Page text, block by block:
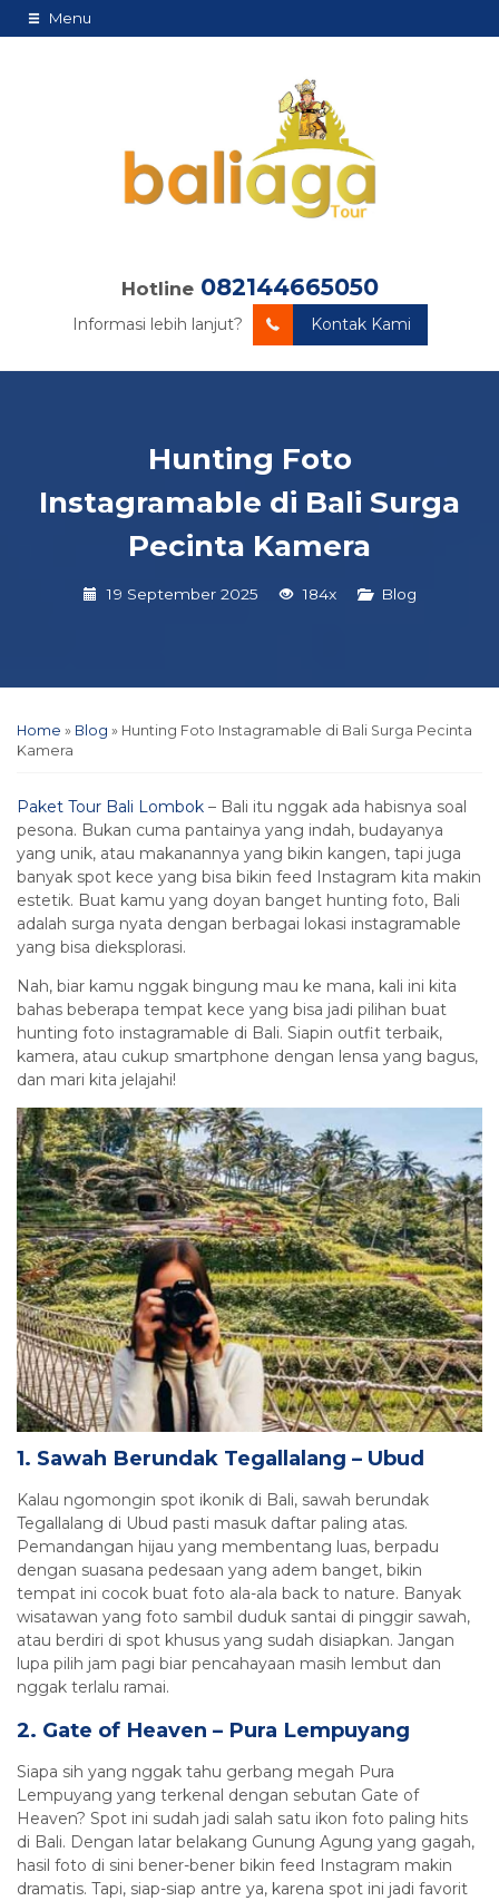
Menu
Hotline 082144665050
Informasi lebih lanjut? Kontak Kami
Hunting Foto
Instagramable di Bali Surga
Pecinta Kamera
19 September 2025 184x Blog
Home » Blog » Hunting Foto Instagramable di Bali Surga Pecinta
Kamera
Paket Tour Bali Lombok – Bali itu nggak ada habisnya soal
pesona. Bukan cuma pantainya yang indah, budayanya
yang unik, atau makanannya yang bikin kangen, tapi juga
banyak spot kece yang bisa bikin feed Instagram kita makin
estetik. Buat kamu yang doyan banget hunting foto, Bali
adalah surga nyata dengan berbagai lokasi instagramable
yang bisa dieksplorasi.
Nah, biar kamu nggak bingung mau ke mana, kali ini kita
bahas beberapa tempat kece yang bisa jadi pilihan buat
hunting foto instagramable di Bali. Siapin outfit terbaik,
kamera, atau cukup smartphone dengan lensa yang bagus,
dan mari kita jelajahi!
1. Sawah Berundak Tegallalang – Ubud
Kalau ngomongin spot ikonik di Bali, sawah berundak
Tegallalang di Ubud pasti masuk daftar paling atas.
Pemandangan hijau yang membentang luas, berpadu
dengan suasana pedesaan yang adem banget, bikin
tempat ini cocok buat foto ala-ala back to nature. Banyak
wisatawan yang foto sambil duduk santai di pinggir sawah,
atau berdiri di spot khusus yang sudah disiapkan. Jangan
lupa pilih jam pagi biar pencahayaan masih lembut dan
nggak terlalu ramai.
2. Gate of Heaven – Pura Lempuyang
Siapa sih yang nggak tahu gerbang megah Pura
Lempuyang yang terkenal dengan sebutan Gate of
Heaven? Spot ini sudah jadi salah satu ikon foto paling hits
di Bali. Dengan latar belakang Gunung Agung yang gagah,
hasil foto di sini bener-bener bikin feed Instagram makin
dramatis. Tapi, siap-siap antre ya, karena spot ini jadi favorit